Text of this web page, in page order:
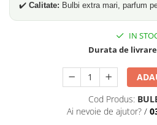
✔️ Calitate: Bulbi extra mari, parfum
IN
Durata de
Cod Produs:
Ai nevoie de ajutor? /